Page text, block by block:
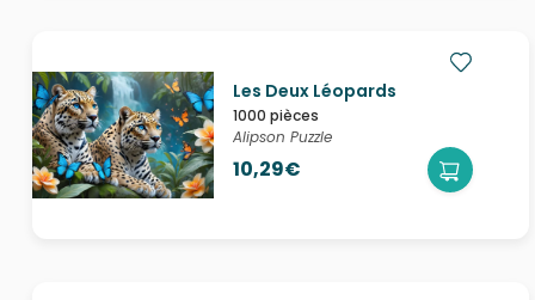
Les Deux Léopards
1000 pièces
Alipson Puzzle
10,29€